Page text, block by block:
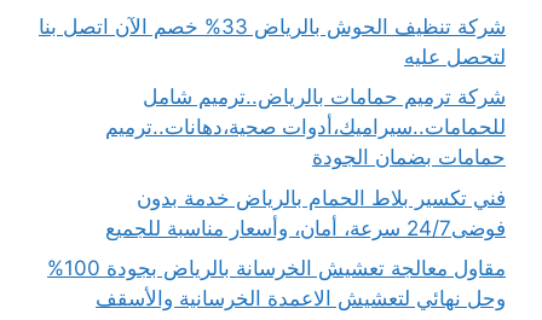
شركة تنظيف الحوش بالرياض 33% خصم الآن اتصل بنا
لتحصل عليه
شركة ترميم حمامات بالرياض..ترميم شامل
للحمامات..سيراميك،أدوات صحية،دهانات..ترميم
حمامات بضمان الجودة
فني تكسير بلاط الحمام بالرياض خدمة بدون
فوضى24/7 سرعة، أمان، وأسعار مناسبة للجميع
مقاول معالجة تعشيش الخرسانة بالرياض بجودة 100%
وحل نهائي لتعشيش الاعمدة الخرسانية والأسقف